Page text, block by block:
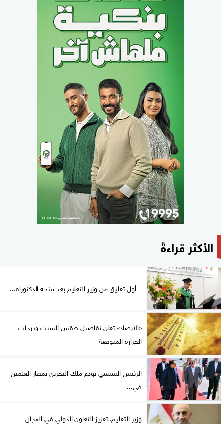
الأكثر قراءةً
أول تعليق من وزير التعليم بعد منحه الدكتوراه...
«الأرصاد» تعلن تفاصيل طقس السبت ودرجات
الحرارة المتوقعة
الرئيس السيسي يودع ملك البحرين بمطار العلمين
في...
وزير التعليم: تعزيز التعاون الدولي في المجال